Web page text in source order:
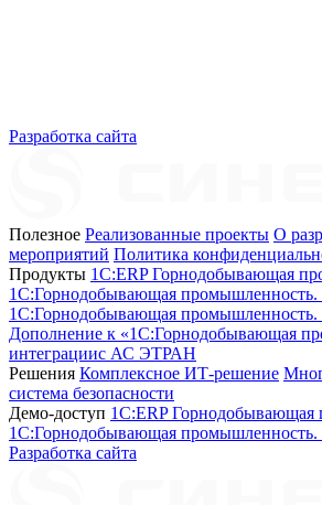
Разработка сайта
Полезное Реализованные проекты О
мероприятий Политика
Продукты 1C:ERP Горнодобывающая
1C:Горнодобывающая
1C:Горнодобывающая промышленность.
Дополнение к «1С:Горнодобывающая
интеграциис АС ЭТРАН
Решения Комплексное ИТ-решение
система безопасности
Демо-доступ 1С:ERP Горнодобывающая
1С:Горнодобывающая промышленность.
Разработка сайта